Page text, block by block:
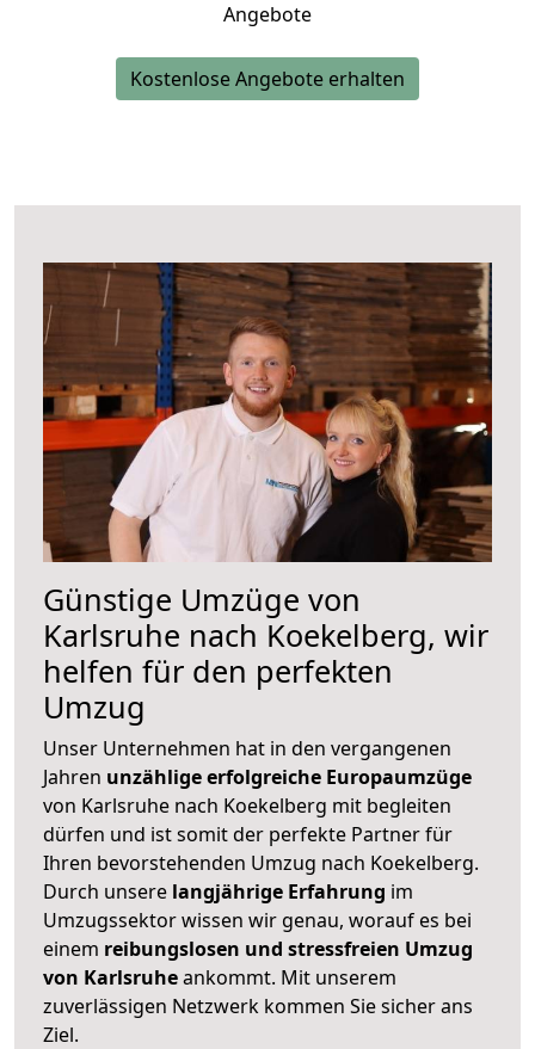
Angebote
Kostenlose Angebote erhalten
Günstige Umzüge von
Karlsruhe nach Koekelberg, wir
helfen für den perfekten
Umzug
Unser Unternehmen hat in den vergangenen
Jahren unzählige erfolgreiche Europaumzüge
von Karlsruhe nach Koekelberg mit begleiten
dürfen und ist somit der perfekte Partner für
Ihren bevorstehenden Umzug nach Koekelberg.
Durch unsere langjährige Erfahrung im
Umzugssektor wissen wir genau, worauf es bei
einem reibungslosen und stressfreien Umzug
von Karlsruheankommt. Mit unserem
zuverlässigen Netzwerk kommen Sie sicher ans
Ziel.